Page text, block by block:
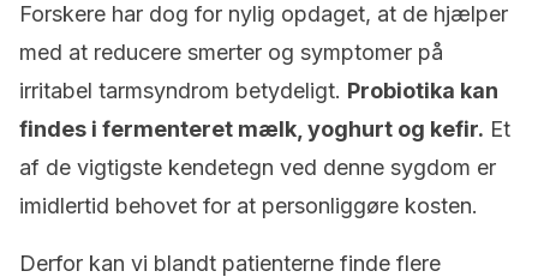
Forskere har dog for nylig opdaget, at de hjælper
med at reducere smerter og symptomer på
irritabel tarmsyndrom betydeligt. Probiotika kan
findes i fermenteret mælk, yoghurt og kefir. Et
af de vigtigste kendetegn ved denne sygdom er
imidlertid behovet for at personliggøre kosten.
Derfor kan vi blandt patienterne finde flere